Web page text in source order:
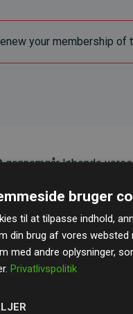
your membership of
gennemgår løbende
for
200% af
bruger
til at tilpasse indhold,
din brug af vores
med andre oplysninger,
Privatlivspolitik